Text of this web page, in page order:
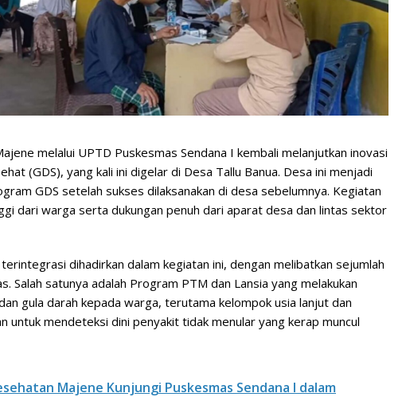
melalui UPTD Puskesmas Sendana I kembali melanjutkan inovasi
(GDS), yang kali ini digelar di Desa Tallu Banua. Desa ini menjadi
GDS setelah sukses dilaksanakan di desa sebelumnya. Kegiatan
dari warga serta dukungan penuh dari aparat desa dan lintas sektor
dihadirkan dalam kegiatan ini, dengan melibatkan sejumlah
Salah satunya adalah Program PTM dan Lansia yang melakukan
gula darah kepada warga, terutama kelompok usia lanjut dan
untuk mendeteksi dini penyakit tidak menular yang kerap muncul
Majene Kunjungi Puskesmas Sendana I dalam